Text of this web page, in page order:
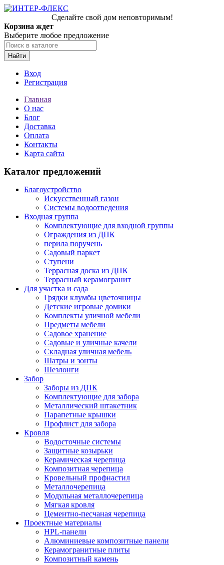
Сделайте свой дом неповторимым!
Корзина ждет
Выберите любое предложение
Найти
Вход
Регистрация
Главная
О нас
Блог
Доставка
Оплата
Контакты
Карта сайта
Каталог предложений
Благоустройство
Искусственный газон
Системы водоотведения
Входная группа
Комплектующие для входной группы
Ограждения из ДПК
перила поручень
Садовый паркет
Ступени
Террасная доска из ДПК
Террасный керамогранит
Для участка и сада
Грядки клумбы цветочницы
Детские игровые домики
Комплекты уличной мебели
Предметы мебели
Садовое хранение
Садовые и уличные качели
Складная уличная мебель
Шатры и зонты
Шезлонги
Забор
Заборы из ДПК
Комплектующие для забора
Металлический штакетник
Парапетные крышки
Профлист для забора
Кровля
Водосточные системы
Защитные козырьки
Керамическая черепица
Композитная черепица
Кровельный профнастил
Металлочерепица
Модульная металлочерепица
Мягкая кровля
Цементно-песчаная черепица
Проектные материалы
HPL-панели
Алюминиевые композитные панели
Керамогранитные плиты
Композитный камень